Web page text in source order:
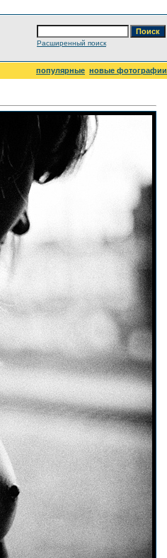
Расширенный поиск
популярные новые фотографии